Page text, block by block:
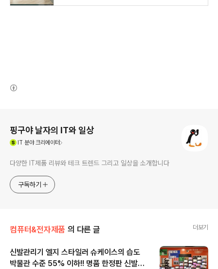
핑구야 날자의 IT와 일상
IT 분야 크리에이터
다양한 IT제품 리뷰와 테크 트렌드 그리고 일상을 소개합니다
구독하기
컴퓨터&전자제품 의 다른 글 더보기
신발관리기 엘지 스타일러 슈케이스의 습도
박물관 수준 55% 이하!! 명품 한정판 신발로